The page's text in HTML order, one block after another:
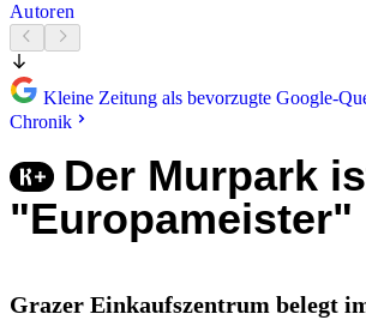
Autoren
Kleine Zeitung als bevorzugte Google-
Chronik
Der Murpark
"Europameister"
Grazer Einkaufszentrum belegt